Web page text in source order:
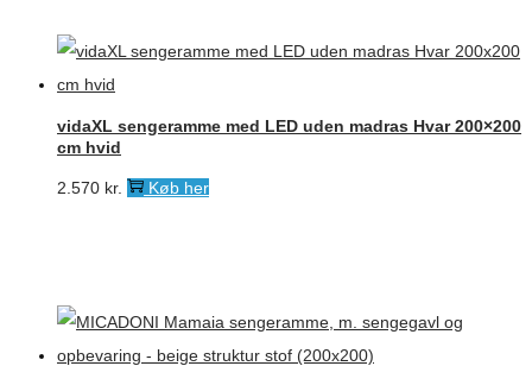
vidaXL sengeramme med LED uden madras Hvar 200×200
cm hvid
2.570 kr. Køb her